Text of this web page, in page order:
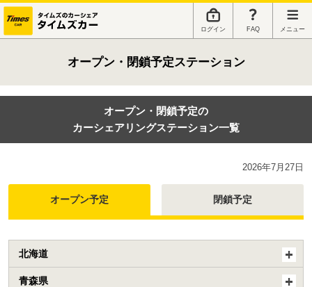
ログイン FAQ メニュー
オープン・閉鎖予定ステーション
オープン・閉鎖予定の
カーシェアリングステーション一覧
2026年7月27日
オープン予定 閉鎖予定
北海道
青森県